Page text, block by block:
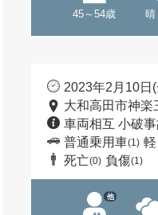
45～54歳 晴
2023年2月10日
大和高田市神楽
車両相互 小破事
普通乗用車(1)
死亡(0) 負傷(1)
他